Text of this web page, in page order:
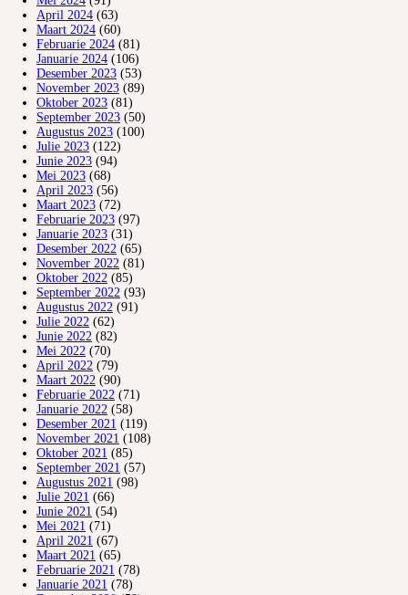
April 2024 (63)
Maart 2024 (60)
Februarie 2024 (81)
Januarie 2024 (106)
Desember 2023 (53)
November 2023 (89)
Oktober 2023 (81)
September 2023 (50)
Augustus 2023 (100)
Julie 2023 (122)
Junie 2023 (94)
Mei 2023 (68)
April 2023 (56)
Maart 2023 (72)
Februarie 2023 (97)
Januarie 2023 (31)
Desember 2022 (65)
November 2022 (81)
Oktober 2022 (85)
September 2022 (93)
Augustus 2022 (91)
Julie 2022 (62)
Junie 2022 (82)
Mei 2022 (70)
April 2022 (79)
Maart 2022 (90)
Februarie 2022 (71)
Januarie 2022 (58)
Desember 2021 (119)
November 2021 (108)
Oktober 2021 (85)
September 2021 (57)
Augustus 2021 (98)
Julie 2021 (66)
Junie 2021 (54)
Mei 2021 (71)
April 2021 (67)
Maart 2021 (65)
Februarie 2021 (78)
Januarie 2021 (78)